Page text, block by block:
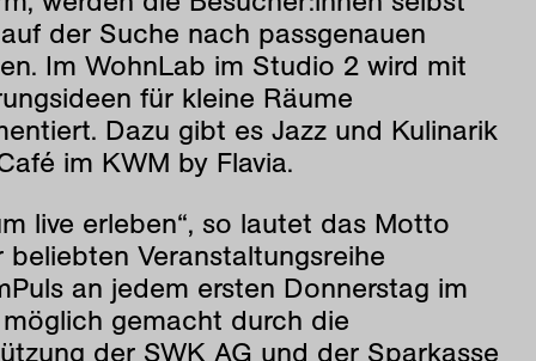
der Suche nach passgenauen
Im WohnLab im Studio 2 wird mit
für kleine Räume
Dazu gibt es Jazz und Kulinarik
im KWM by Flavia.
live erleben“, so lautet das Motto
beliebten Veranstaltungsreihe
an jedem ersten Donnerstag im
gemacht durch die
der SWK AG und der Sparkasse